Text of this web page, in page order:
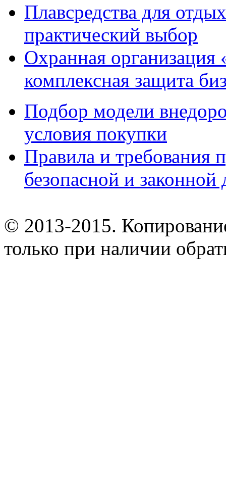
Плавсредства для
практический выбор
Охранная
комплексная защита
Подбор модели
условия покупки
Правила и требования
безопасной и законной
© 2013-2015.
только при наличии